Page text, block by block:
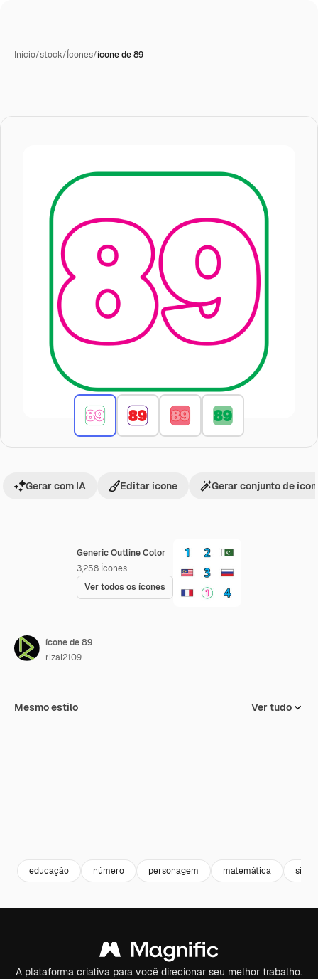
Início/stock/Ícones/ícone de 89
Generic Outline Color
3,258 Ícones
Ver todos os ícones
Gerar com IA Editar ícone Gerar conjunto de
ícone de 89
rizal2109
Mesmo estilo Ver tudo
educação número personagem matemática
A plataforma criativa para você direcionar seu melhor trabalho.